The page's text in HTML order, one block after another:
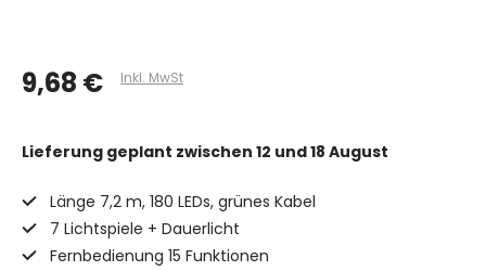
9,68 € Inkl. MwSt
Lieferung geplant zwischen 12 und 18 August
Länge 7,2 m, 180 LEDs, grünes Kabel
7 Lichtspiele + Dauerlicht
Fernbedienung 15 Funktionen